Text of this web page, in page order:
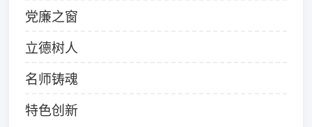
党廉之窗
立德树人
名师铸魂
特色创新